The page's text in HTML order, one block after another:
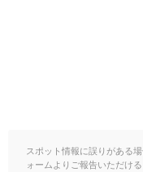
スポット情報に誤りがある
ォームよりご報告いただける